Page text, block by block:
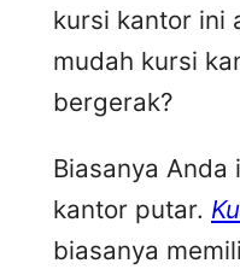
kursi kantor ini
mudah kursi
bergerak?
Biasanya Anda
kantor putar.
biasanya